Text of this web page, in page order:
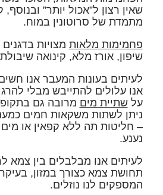
שאין רצון ל”אכול יותר”
מתמדת של סרוטונין במוח.
פחמימות מלאות מצויות
שיפון, אורז מלא, קינואה
לעיתים בעונות המעבר אנו
אנו עלולים להתייבש מבלי
עלשתיית מים מרובה גם
ניתן לשתות משקאות חמים
– חליטות תה ללא קפאין או מים
נענע.
לעיתים אנו מבלבלים בין צמא
תחושת צמא כצורך במזון,
המספקים לנו נוזלים.